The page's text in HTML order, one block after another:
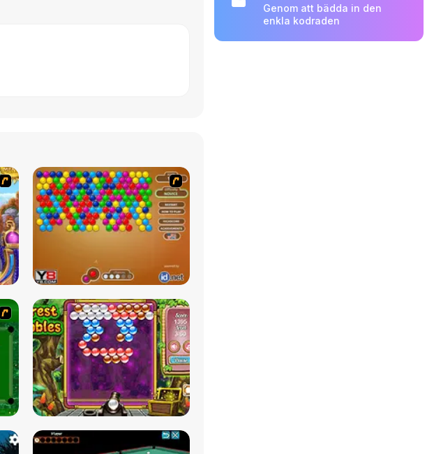
Genom att bädda in den
enkla kodraden